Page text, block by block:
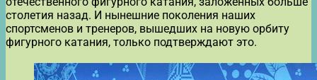
столетия назад. И нынешние поколения наших
спортсменов и тренеров, вышедших на новую орбиту
фигурного катания, только подтверждают это.